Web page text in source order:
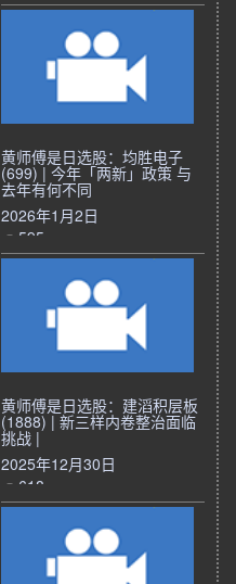
黄师傅是日选股：均胜电子
(699) | 今年「两新」政策 与
去年有何不同
2026年1月2日
595
黄师傅是日选股：建滔积层板
(1888) | 新三样内卷整治面临
挑战 |
2025年12月30日
618